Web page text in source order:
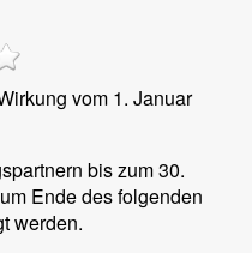
vom 1. Januar
bis zum 30.
Ende des folgenden
werden.